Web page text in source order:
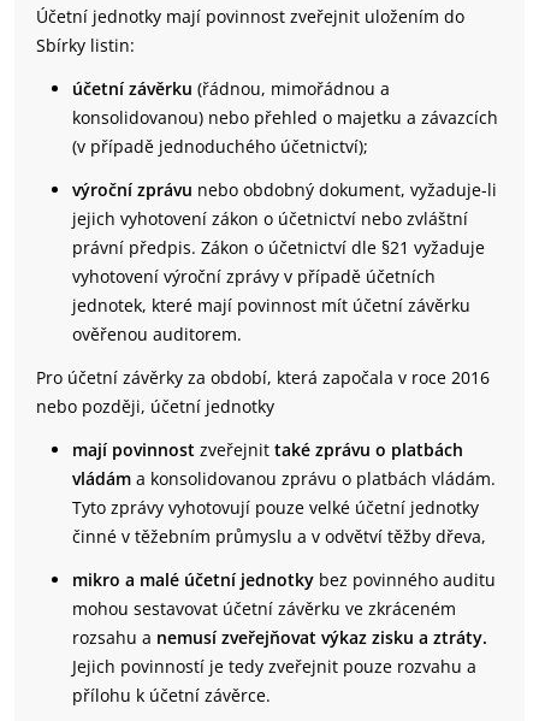
Účetní jednotky mají povinnost zveřejnit uložením do
Sbírky listin:
účetní závěrku (řádnou, mimořádnou a
konsolidovanou) nebo přehled o majetku a závazcích
(v případě jednoduchého účetnictví);
výroční zprávu nebo obdobný dokument, vyžaduje-li
jejich vyhotovení zákon o účetnictví nebo zvláštní
právní předpis. Zákon o účetnictví dle §21 vyžaduje
vyhotovení výroční zprávy v případě účetních
jednotek, které mají povinnost mít účetní závěrku
ověřenou auditorem.
Pro účetní závěrky za období, která započala v roce 2016
nebo později, účetní jednotky
mají povinnost zveřejnit také zprávu o platbách
vládám a konsolidovanou zprávu o platbách vládám.
Tyto zprávy vyhotovují pouze velké účetní jednotky
činné v těžebním průmyslu a v odvětví těžby dřeva,
mikro a malé účetní jednotky bez povinného auditu
mohou sestavovat účetní závěrku ve zkráceném
rozsahu a nemusí zveřejňovat výkaz zisku a ztráty.
Jejich povinností je tedy zveřejnit pouze rozvahu a
přílohu k účetní závěrce.